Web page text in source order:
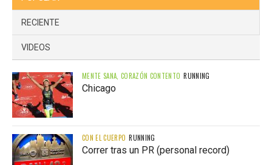
RECIENTE
VIDEOS
MENTE SANA, CORAZÓN CONTENTO RUNNING
Chicago
CON EL CUERPO RUNNING
Correr tras un PR (personal record)